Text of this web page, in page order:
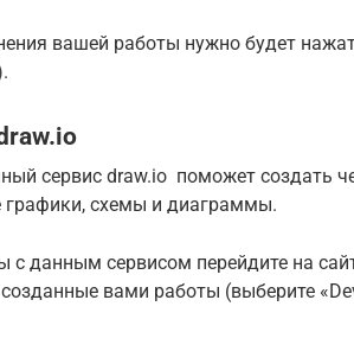
вашей работы нужно будет
сервис draw.io поможет создать
графики, схемы и диаграммы.
с данным сервисом перейдите на
вами работы (выберите